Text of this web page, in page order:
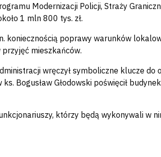
Modernizacji Policji, Straży
1 mln 800 tys. zł.
koniecznością poprawy warunków
mieszkańców.
wręczył symboliczne klucze do
Bogusław Głodowski poświęcił
którzy będą wykonywali w